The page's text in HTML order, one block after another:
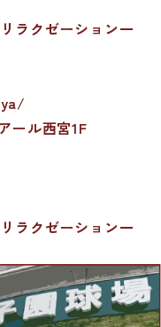
ラクゼーション一
ール西宮1F
ラクゼーション一